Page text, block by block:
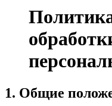
1. Общие